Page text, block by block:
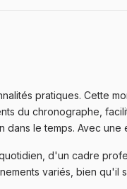
pratiques. Cette
du chronographe,
le temps. Avec
d'un cadre
variés, bien